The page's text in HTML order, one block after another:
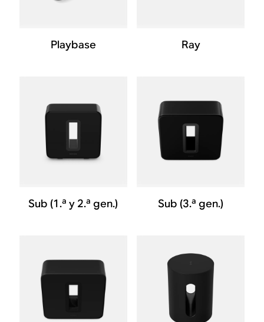
Playbase Ray
Sub (1.ª y 2.ª gen.) Sub (3.ª gen.)